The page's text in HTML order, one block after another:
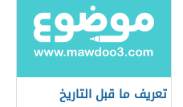
تعريف ما قبل التاريخ